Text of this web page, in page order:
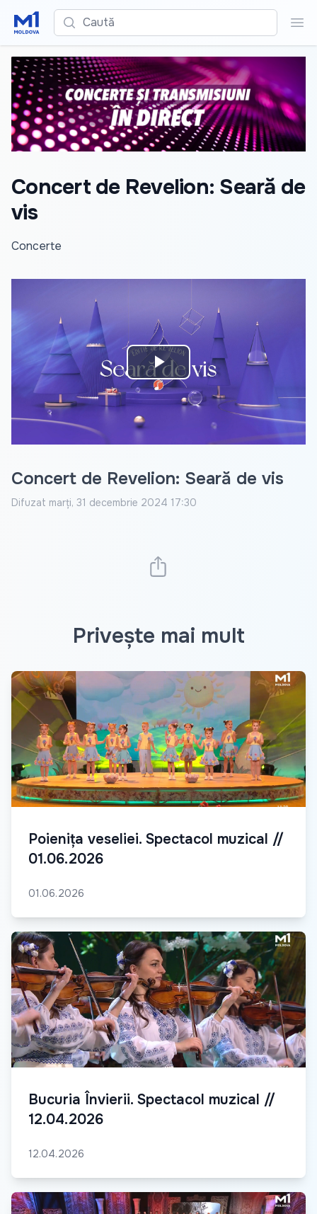
Caută
Concert de Revelion: Seară de
vis
Concerte
Play
Video
Concert de Revelion: Seară de vis
Difuzat marți, 31 decembrie 2024 17:30
Privește mai mult
Poienița veseliei. Spectacol muzical //
01.06.2026
01.06.2026
Bucuria Învierii. Spectacol muzical //
12.04.2026
12.04.2026